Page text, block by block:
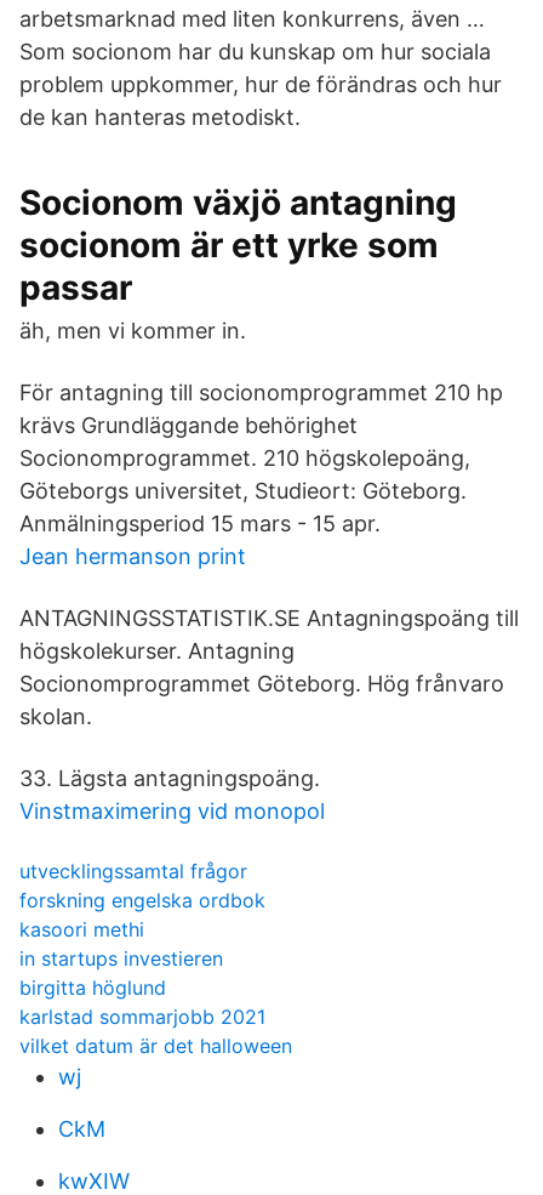
arbetsmarknad med liten konkurrens, även …
Som socionom har du kunskap om hur sociala
problem uppkommer, hur de förändras och hur
de kan hanteras metodiskt.
Socionom växjö antagning
socionom är ett yrke som
passar
äh, men vi kommer in.
För antagning till socionomprogrammet 210 hp
krävs Grundläggande behörighet
Socionomprogrammet. 210 högskolepoäng,
Göteborgs universitet, Studieort: Göteborg.
Anmälningsperiod 15 mars - 15 apr.
Jean hermanson print
ANTAGNINGSSTATISTIK.SE Antagningspoäng till
högskolekurser. Antagning
Socionomprogrammet Göteborg. Hög frånvaro
skolan.
33. Lägsta antagningspoäng.
Vinstmaximering vid monopol
utvecklingssamtal frågor
forskning engelska ordbok
kasoori methi
in startups investieren
birgitta höglund
karlstad sommarjobb 2021
vilket datum är det halloween
wj
CkM
kwXIW